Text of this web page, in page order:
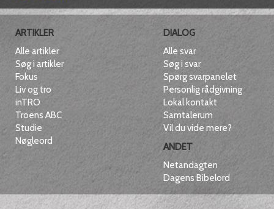
ARTIKLER
Alle artikler
Søg i artikler
Fokus
Liv og tro
inTRO
Troens ABC
Studie
Nøgleord
DIALOG
Alle svar
Søg i svar
Spørg svarpanelet
Personlig rådgivning
Lokal kontakt
Samtalerum
Vil du vide mere?
ANDET
Netandagten
Dagens Bibelord